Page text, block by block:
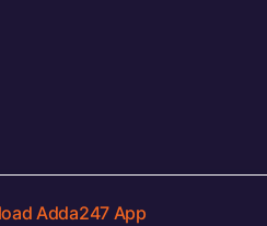
Adda247 App